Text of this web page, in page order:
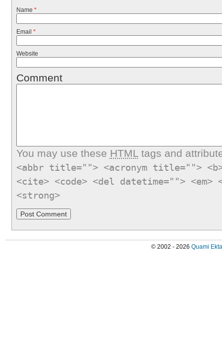
Name *
Email *
Website
Comment
You may use these HTMLtags and
<abbr title=""> <acronym title="">
<cite> <code> <del datetime="">
<strong>
© 2002 - 2026 Quami